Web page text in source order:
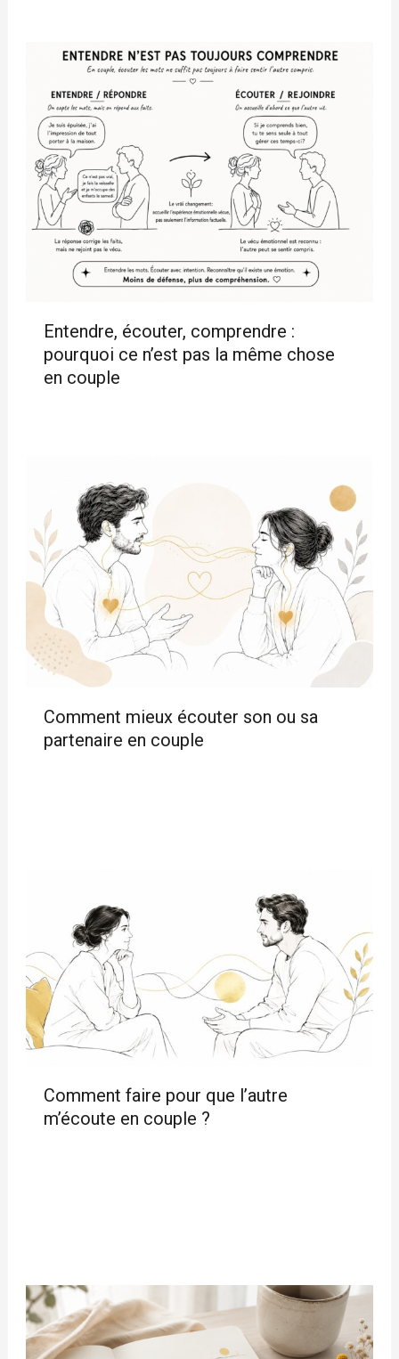
Entendre, écouter, comprendre :
pourquoi ce n’est pas la même chose
en couple
Comment mieux écouter son ou sa
partenaire en couple
Comment faire pour que l’autre
m’écoute en couple ?